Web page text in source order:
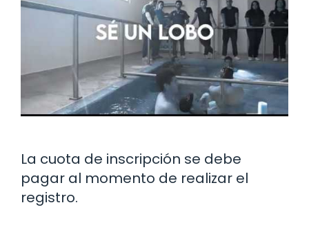
La cuota de inscripción se debe
pagar al momento de realizar el
registro.